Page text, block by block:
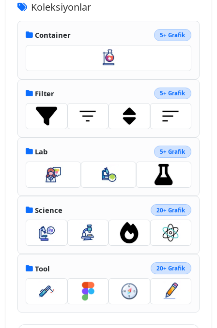
Koleksiyonlar
Container 5+ Grafik
Filter 5+ Grafik
Lab 5+ Grafik
Science 20+ Grafik
Tool 20+ Grafik